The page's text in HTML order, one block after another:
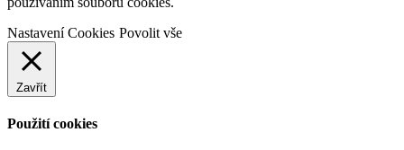
Nastavení Cookies Povolit vše
Zavřít
Použití cookies